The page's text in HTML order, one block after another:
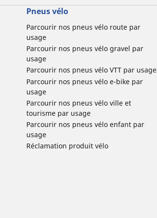
Pneus vélo
Parcourir nos pneus vélo route par
usage
Parcourir nos pneus vélo gravel par
usage
Parcourir nos pneus vélo VTT par usage
Parcourir nos pneus vélo e-bike par
usage
Parcourir nos pneus vélo ville et
tourisme par usage
Parcourir nos pneus vélo enfant par
usage
Réclamation produit vélo